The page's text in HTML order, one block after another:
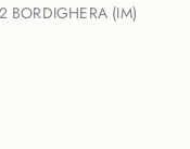
BORDIGHERA (IM)